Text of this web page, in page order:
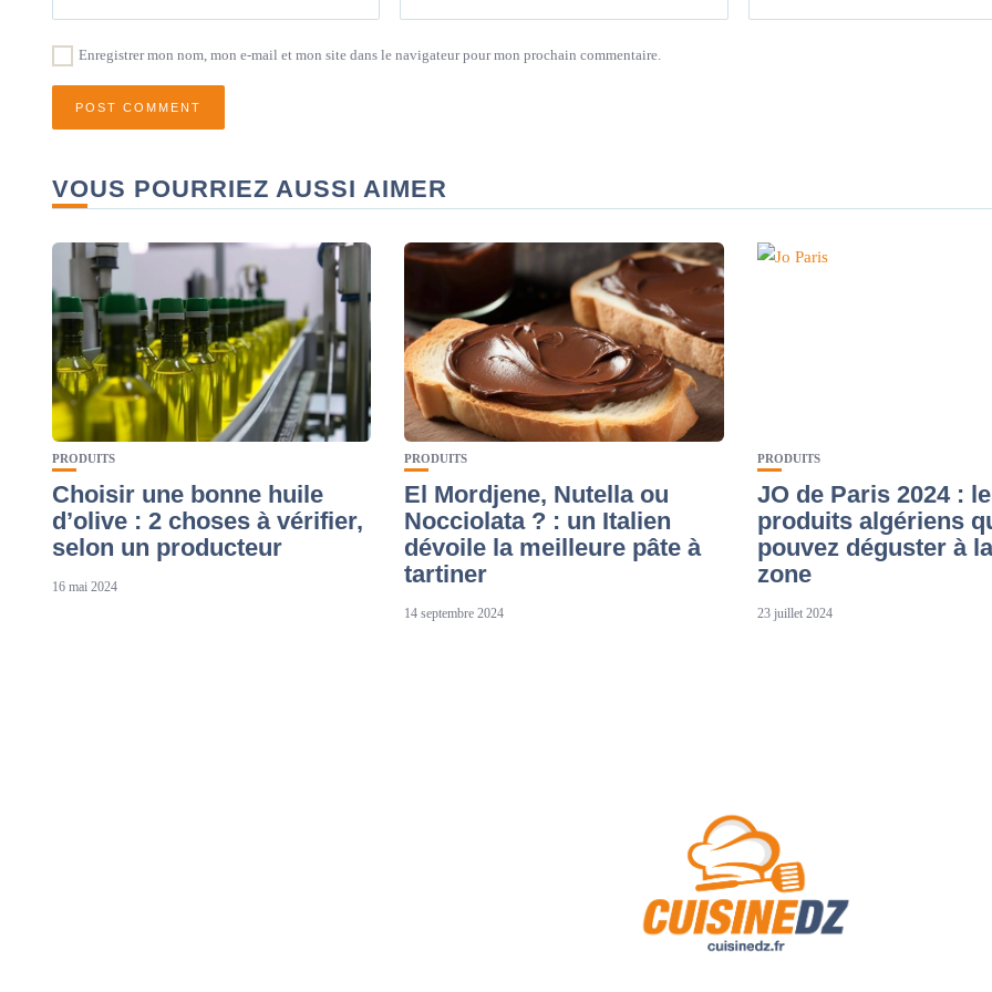
Enregistrer mon nom, mon e-mail et mon site dans le navigateur pour mon prochain commentaire.
VOUS POURRIEZ AUSSI AIMER
PRODUITS
Choisir une bonne huile
d’olive : 2 choses à vérifier,
selon un producteur
16 mai 2024
PRODUITS
El Mordjene, Nutella ou
Nocciolata ? : un Italien
dévoile la meilleure pâte à
tartiner
14 septembre 2024
PRODUITS
JO de Paris 2024 :
produits algériens
pouvez déguster à
zone
23 juillet 2024